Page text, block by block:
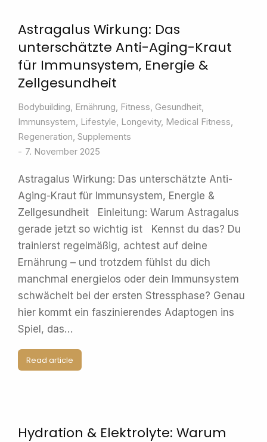
Astragalus Wirkung: Das
unterschätzte Anti-Aging-Kraut
für Immunsystem, Energie &
Zellgesundheit
Bodybuilding, Ernährung, Fitness, Gesundheit,
Immunsystem, Lifestyle, Longevity, Medical Fitness,
Regeneration, Supplements
7. November 2025
Astragalus Wirkung: Das unterschätzte Anti-
Aging-Kraut für Immunsystem, Energie &
Zellgesundheit Einleitung: Warum Astragalus
gerade jetzt so wichtig ist Kennst du das? Du
trainierst regelmäßig, achtest auf deine
Ernährung – und trotzdem fühlst du dich
manchmal energielos oder dein Immunsystem
schwächelt bei der ersten Stressphase? Genau
hier kommt ein faszinierendes Adaptogen ins
Spiel, das…
Read article
Hydration & Elektrolyte: Warum